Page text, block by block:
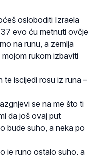
osloboditi Izraela
evo ću metnuti ovčje
na runu, a zemlja
rukom izbaviti
te iscijedi rosu iz runa –
se na me što ti
da još ovaj put
bude suho, a neka po
je runo ostalo suho, a